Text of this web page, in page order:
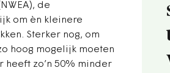
de
om èn kleinere
Sterker nog, om
hoog mogelijk moeten
heeft zo’n 50% minder